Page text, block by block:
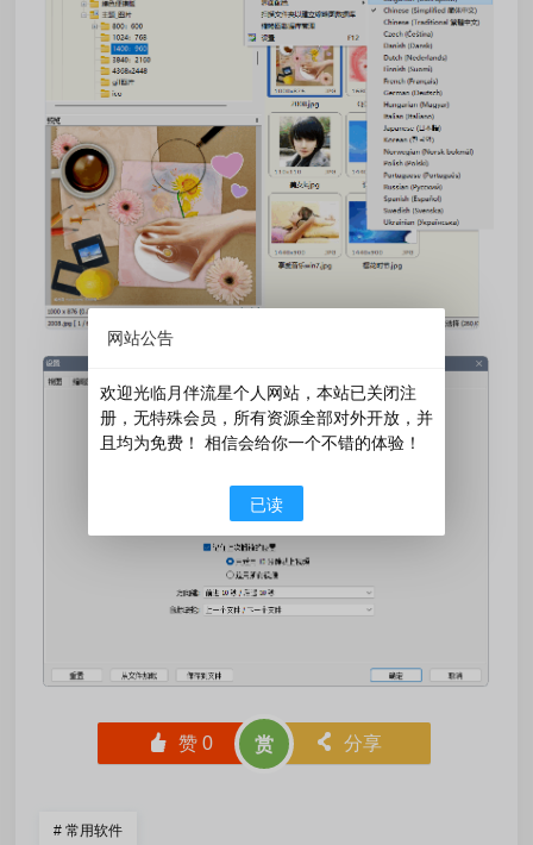
󰄼 赞0 赏 󰄯 分享
# 常用软件
网站公告
欢迎光临月伴流星个人网站，本站已关闭注
册，无特殊会员，所有资源全部对外开放，并
且均为免费！ 相信会给你一个不错的体验！
已读